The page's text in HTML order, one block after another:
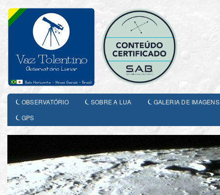
OBSERVATÓRIO SOBRE A LUA
GALERIA DE IMAGENS
GPS